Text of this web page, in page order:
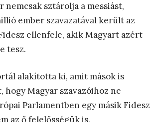
sztárolja a messiást,
ember szavazatával került az
ellenfele, akik Magyart azért
tesz.
alakította ki, amit mások is
Magyar szavazóihoz ne
Parlamentben egy másik Fidesz
az ő felelősségük is.